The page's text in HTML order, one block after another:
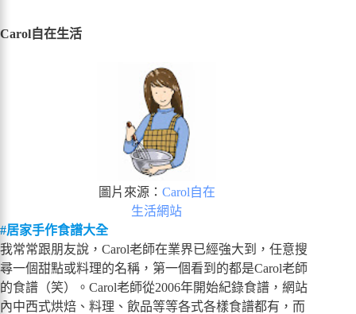
Carol自在生活
圖片來源： Carol自在
生活網站
#居家手作食譜大全
我常常跟朋友說，Carol老師在業界已經強大到，任意搜
尋一個甜點或料理的名稱，第一個看到的都是Carol老師
的食譜（笑）。Carol老師從2006年開始紀錄食譜，網站
內中西式烘焙、料理、飲品等等各式各樣食譜都有，而